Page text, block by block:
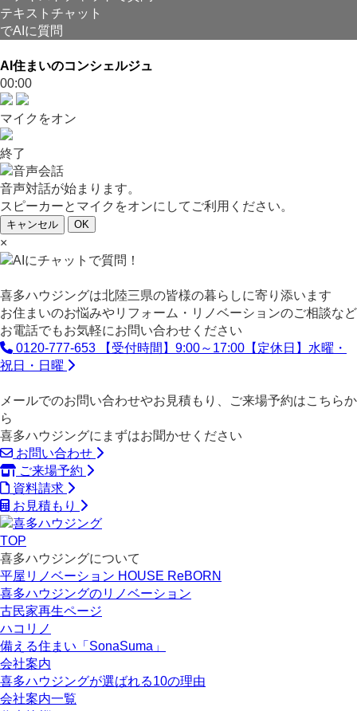
テキストチャット
でAIに質問
AI住まいのコンシェルジュ
00:00
マイクをオン
終了
音声対話が始まります。
スピーカーとマイクをオンにしてご利用ください。
キャンセル OK
×
喜多ハウジングは北陸三県の皆様の暮らしに寄り添います
お住まいのお悩みやリフォーム・リノベーションのご相談など
お電話でもお気軽にお問い合わせください
0120-777-653
【受付時間】9:00～17:00【定休日】水曜・
祝日・日曜
メールでのお問い合わせやお見積もり、ご来場予約はこちらか
ら
喜多ハウジングにまずはお聞かせください
お問い合わせ
ご来場予約
資料請求
お見積もり
TOP
喜多ハウジングについて
平屋リノベーション HOUSE ReBORN
喜多ハウジングのリノベーション
古民家再生ページ
ハコリノ
備える住まい「SonaSuma」
会社案内
喜多ハウジングが選ばれる10の理由
会社案内一覧